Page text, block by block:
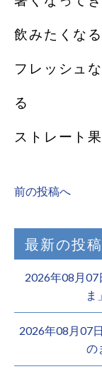
飲みたくな
フレッシュ
る
ストレート
前の投稿へ
最新の投稿
2026年08月07
ま
2026年08月07
の